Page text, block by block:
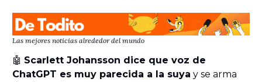
Las mejores noticias alrededor del mundo
🤖 Scarlett Johansson dice que voz de
ChatGPT es muy parecida a la suya y se arma